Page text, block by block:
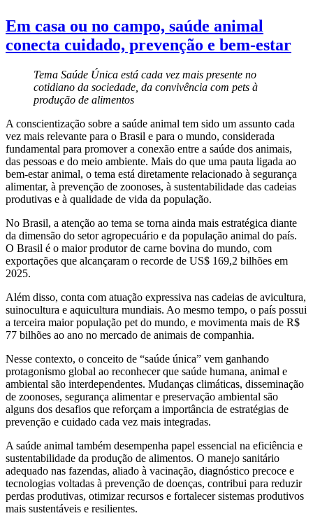
Em casa ou no campo, saúde animal
conecta cuidado, prevenção e bem-estar
Tema Saúde Única está cada vez mais presente no
cotidiano da sociedade, da convivência com pets à
produção de alimentos
A conscientização sobre a saúde animal tem sido um assunto cada
vez mais relevante para o Brasil e para o mundo, considerada
fundamental para promover a conexão entre a saúde dos animais,
das pessoas e do meio ambiente. Mais do que uma pauta ligada ao
bem-estar animal, o tema está diretamente relacionado à segurança
alimentar, à prevenção de zoonoses, à sustentabilidade das cadeias
produtivas e à qualidade de vida da população.
No Brasil, a atenção ao tema se torna ainda mais estratégica diante
da dimensão do setor agropecuário e da população animal do país.
O Brasil é o maior produtor de carne bovina do mundo, com
exportações que alcançaram o recorde de US$ 169,2 bilhões em
2025.
Além disso, conta com atuação expressiva nas cadeias de avicultura,
suinocultura e aquicultura mundiais. Ao mesmo tempo, o país possui
a terceira maior população pet do mundo, e movimenta mais de R$
77 bilhões ao ano no mercado de animais de companhia.
Nesse contexto, o conceito de “saúde única” vem ganhando
protagonismo global ao reconhecer que saúde humana, animal e
ambiental são interdependentes. Mudanças climáticas, disseminação
de zoonoses, segurança alimentar e preservação ambiental são
alguns dos desafios que reforçam a importância de estratégias de
prevenção e cuidado cada vez mais integradas.
A saúde animal também desempenha papel essencial na eficiência e
sustentabilidade da produção de alimentos. O manejo sanitário
adequado nas fazendas, aliado à vacinação, diagnóstico precoce e
tecnologias voltadas à prevenção de doenças, contribui para reduzir
perdas produtivas, otimizar recursos e fortalecer sistemas produtivos
mais sustentáveis e resilientes.